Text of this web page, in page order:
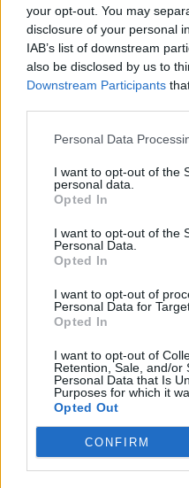
your opt-out. You may
disclosure of your personal
IAB’s list of downstream
also be disclosed by us to
Downstream Participants
Personal Data
I want to opt-out of the
personal data.
Opted In
I want to opt-out of the
Personal Data.
Opted In
I want to opt-out of
Personal Data for
Opted In
I want to opt-out of
Retention, Sale, and/or
Personal Data that Is
Purposes for which it
Opted Out
CONFIRM
Verslas
kaime investuojantis
verslininkas: tai yra ateitis
Auto
Primena, ką būtina žinoti
važiuojant
remontuojamais kelių
ruožais